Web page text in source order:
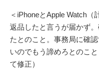
＜iPhoneとApple Watch
返品したと言うが届かず
たとのこと。事務局に確
いのでもう諦めろとのこ
て修正）